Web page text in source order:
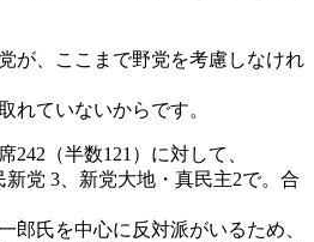
が、ここまで野党を考慮しなけれ
れていないからです。
242（半数121）に対して、
党 3、新党大地・真民主2で。合
郎氏を中心に反対派がいるため、